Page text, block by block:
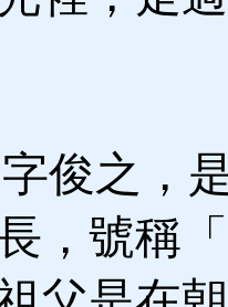
俊之，
，號稱